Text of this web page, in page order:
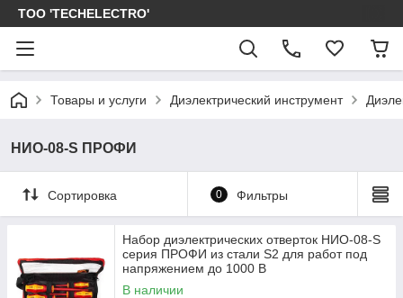
ТОО 'TECHELECTRO'
Товары и услуги Диэлектрический инструмент
НИО-08-S ПРОФИ
Сортировка 0 Фильтры
Набор диэлектрических отверток НИО-08-S
серия ПРОФИ из стали S2 для работ под
напряжением до 1000 В
В наличии